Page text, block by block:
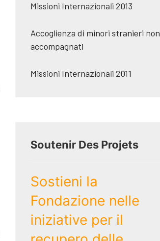
Missioni Internazionali 2013
Accoglienza di minori stranieri non
accompagnati
Missioni Internazionali 2011
Soutenir Des Projets
Sostieni la
Fondazione nelle
iniziative per il